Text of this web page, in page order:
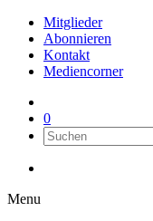
Mitglieder
Abonnieren
Kontakt
Mediencorner
0
Menu